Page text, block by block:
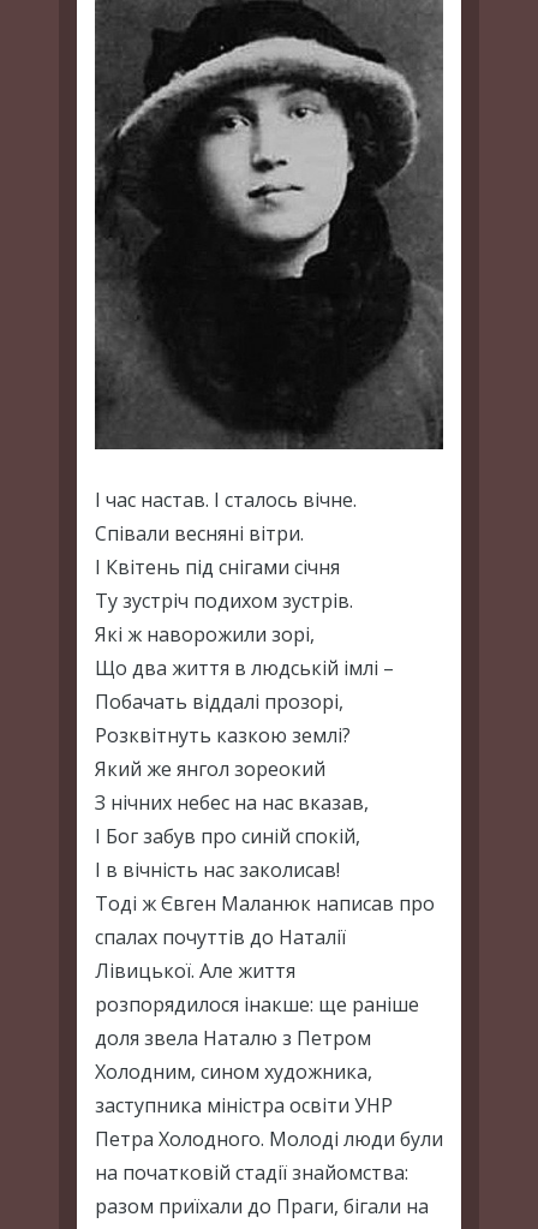
І час настав. І сталось вічне.
Співали весняні вітри.
І Квітень під снігами січня
Ту зустріч подихом зустрів.
Які ж наворожили зорі,
Що два життя в людській імлі –
Побачать віддалі прозорі,
Розквітнуть казкою землі?
Який же янгол зореокий
З нічних небес на нас вказав,
І Бог забув про синій спокій,
І в вічність нас заколисав!
Тоді ж Євген Маланюк написав про
спалах почуттів до Наталії
Лівицької. Але життя
розпорядилося інакше: ще раніше
доля звела Наталю з Петром
Холодним, сином художника,
заступника міністра освіти УНР
Петра Холодного. Молоді люди були
на початковій стадії знайомства:
разом приїхали до Праги, бігали на